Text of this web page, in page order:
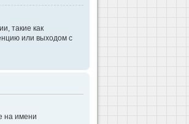
такие как
или выходом с
на имени